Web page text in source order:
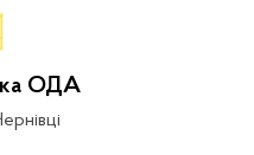
ОДА